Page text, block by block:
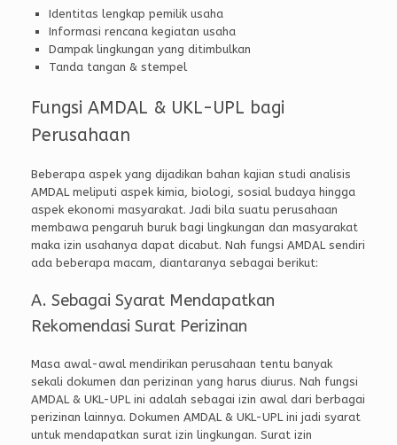
Identitas lengkap pemilik usaha
Informasi rencana kegiatan usaha
Dampak lingkungan yang ditimbulkan
Tanda tangan & stempel
Fungsi AMDAL & UKL-UPL bagi
Perusahaan
Beberapa aspek yang dijadikan bahan kajian studi analisis
AMDAL meliputi aspek kimia, biologi, sosial budaya hingga
aspek ekonomi masyarakat. Jadi bila suatu perusahaan
membawa pengaruh buruk bagi lingkungan dan masyarakat
maka izin usahanya dapat dicabut. Nah fungsi AMDAL sendiri
ada beberapa macam, diantaranya sebagai berikut:
A. Sebagai Syarat Mendapatkan
Rekomendasi Surat Perizinan
Masa awal-awal mendirikan perusahaan tentu banyak
sekali dokumen dan perizinan yang harus diurus. Nah fungsi
AMDAL & UKL-UPL ini adalah sebagai izin awal dari berbagai
perizinan lainnya. Dokumen AMDAL & UKL-UPL ini jadi syarat
untuk mendapatkan surat izin lingkungan. Surat izin